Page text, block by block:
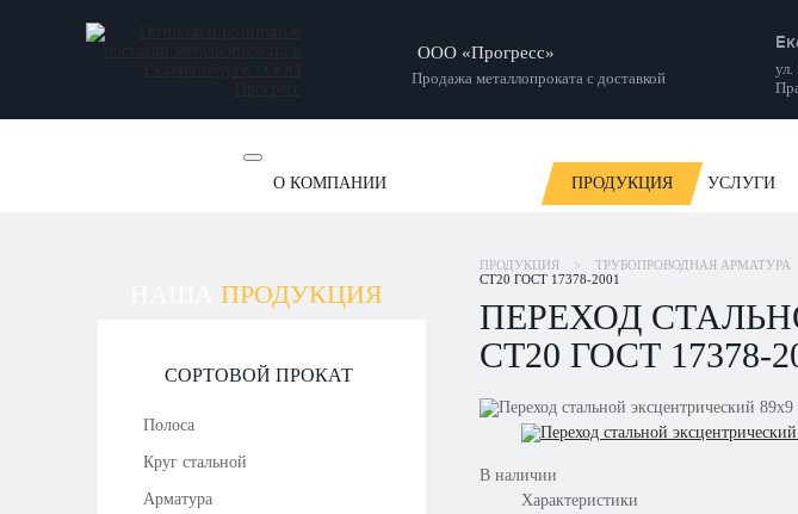
ООО «Прогресс»
Продажа металлопроката с доставкой
О КОМПАНИИ ПРОДУКЦИЯ УСЛУГИ
ПРОДУКЦИЯ
СОРТОВОЙ ПРОКАТ
Полоса
Круг стальной
Арматура
ПРОДУКЦИЯ > ТРУБОПРОВОДНАЯ АРМАТУРА
СТ20 ГОСТ 17378-2001
ПЕРЕХОД
СТ20 ГОСТ 17378-
В наличии
Характеристики